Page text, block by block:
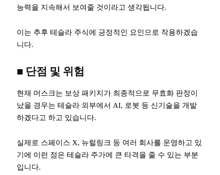
능력을 지속해서 보여줄 것이라고 생각됩니다.
이는 추후 테슬라 주식에 긍정적인 요인으로 작용하겠습
니다.
■ 단점 및 위험
현재 머스크는 보상 패키지가 최종적으로 무효화 판정이
났을 경우는 테슬라 외부에서 AI, 로봇 등 신기술을 개발
하겠다고 하고 있습니다.
실제로 스페이스 X, 뉴럴링크 등 여러 회사를 운영하고 있
기에 이런 점은 테슬라 주가에 큰 타격을 줄 수 있는 부분
입니다.